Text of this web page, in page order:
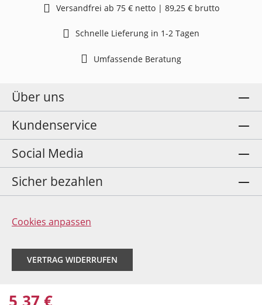
Versandfrei ab 75 € netto | 89,25 € brutto
Schnelle Lieferung in 1-2 Tagen
Umfassende Beratung
Über uns
Kundenservice
Social Media
Sicher bezahlen
Cookies anpassen
VERTRAG WIDERRUFEN